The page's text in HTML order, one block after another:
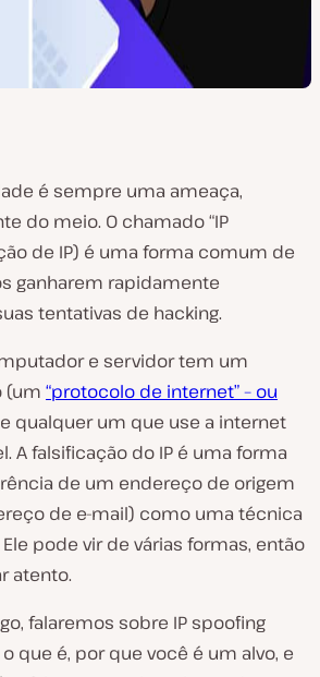
é sempre uma ameaça,
do meio. O chamado “IP
de IP) é uma forma comum de
ganharem rapidamente
tentativas de hacking.
e servidor tem um
(um “protocolo de internet” – ou
qualquer um que use a internet
A falsificação do IP é uma forma
de um endereço de origem
de e-mail) como uma técnica
pode vir de várias formas, então
atento.
falaremos sobre IP spoofing
que é, por que você é um alvo, e